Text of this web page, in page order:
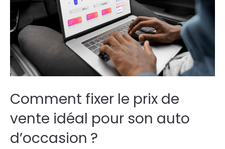
Comment fixer le prix de
vente idéal pour son auto
d’occasion ?